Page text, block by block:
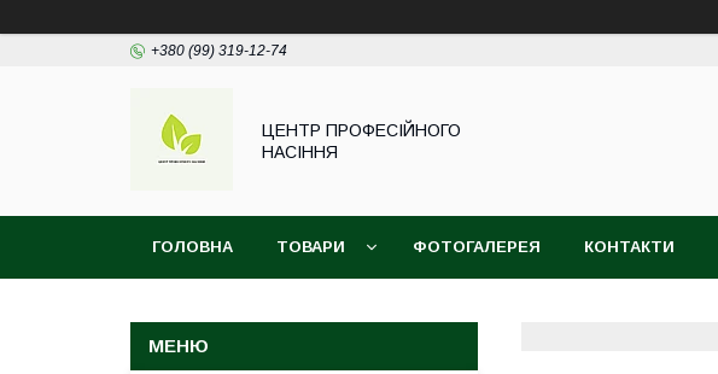
+380 (99) 319-12-74
ЦЕНТР ПРОФЕСІЙНОГО
НАСІННЯ
ГОЛОВНА ТОВАРИ ФОТОГАЛЕРЕЯ КОНТАКТИ